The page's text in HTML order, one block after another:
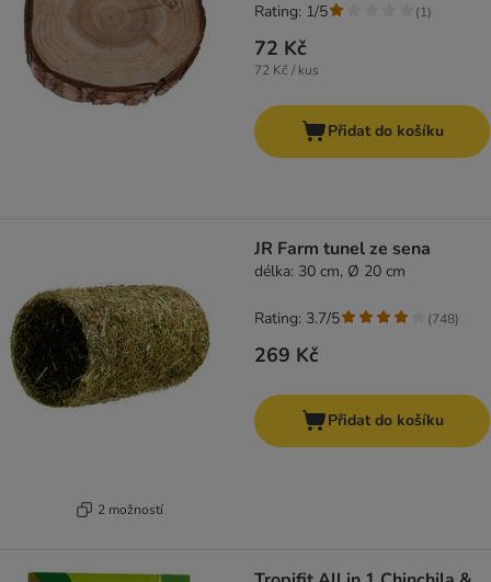
72 Kč
72 Kč / kus
Rating: 1/5 (1)
Přidat do košíku
2 možností
JR Farm tunel ze sena
délka: 30 cm, Ø 20 cm
269 Kč
Rating: 3.7/5 (748)
Přidat do košíku